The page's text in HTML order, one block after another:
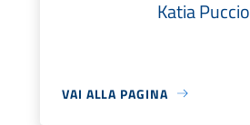
Katia Puccio
VAI ALLA PAGINA